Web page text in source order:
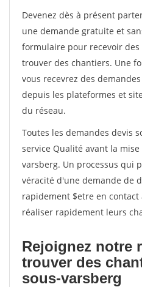
Devenez dès à présent
une demande gratuite et
formulaire pour recevoir
trouver des chantiers. Une
vous recevrez des
depuis les plateformes et
du réseau.
Toutes les demandes devis
service Qualité avant la
varsberg. Un processus qui
véracité d'une demande de
rapidement $etre en
réaliser rapidement leurs
Rejoignez notre
trouver des
sous-varsberg